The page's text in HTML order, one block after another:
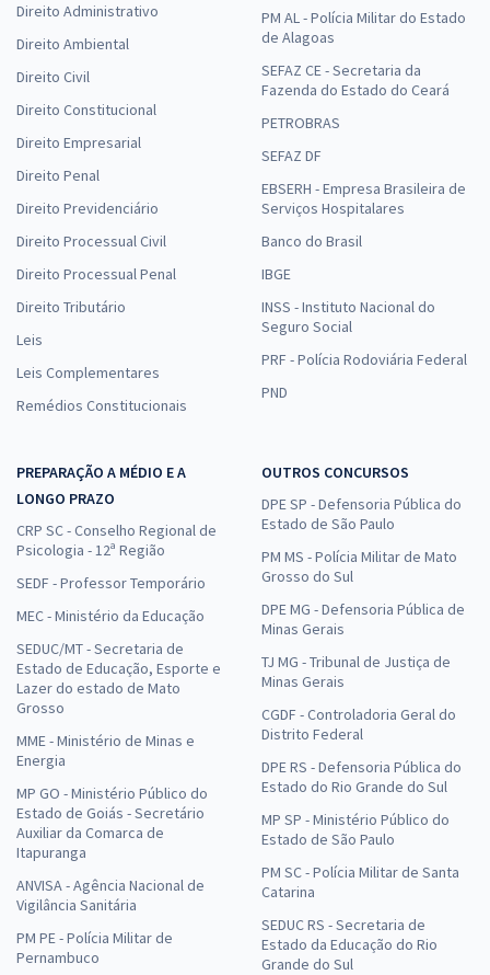
Direito Administrativo
Direito Ambiental
Direito Civil
Direito Constitucional
Direito Empresarial
Direito Penal
Direito Previdenciário
Direito Processual Civil
Direito Processual Penal
Direito Tributário
Leis
Leis Complementares
Remédios Constitucionais
PM AL - Polícia Militar do Estado
de Alagoas
SEFAZ CE - Secretaria da
Fazenda do Estado do Ceará
PETROBRAS
SEFAZ DF
EBSERH - Empresa Brasileira de
Serviços Hospitalares
Banco do Brasil
IBGE
INSS - Instituto Nacional do
Seguro Social
PRF - Polícia Rodoviária Federal
PND
PREPARAÇÃO A MÉDIO E A
LONGO PRAZO
CRP SC - Conselho Regional de
Psicologia - 12ª Região
SEDF - Professor Temporário
MEC - Ministério da Educação
SEDUC/MT - Secretaria de
Estado de Educação, Esporte e
Lazer do estado de Mato
Grosso
MME - Ministério de Minas e
Energia
MP GO - Ministério Público do
Estado de Goiás - Secretário
Auxiliar da Comarca de
Itapuranga
ANVISA - Agência Nacional de
Vigilância Sanitária
PM PE - Polícia Militar de
Pernambuco
OUTROS CONCURSOS
DPE SP - Defensoria Pública do
Estado de São Paulo
PM MS - Polícia Militar de Mato
Grosso do Sul
DPE MG - Defensoria Pública de
Minas Gerais
TJ MG - Tribunal de Justiça de
Minas Gerais
CGDF - Controladoria Geral do
Distrito Federal
DPE RS - Defensoria Pública do
Estado do Rio Grande do Sul
MP SP - Ministério Público do
Estado de São Paulo
PM SC - Polícia Militar de Santa
Catarina
SEDUC RS - Secretaria de
Estado da Educação do Rio
Grande do Sul